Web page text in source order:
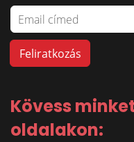
Kövess
oldalakon: